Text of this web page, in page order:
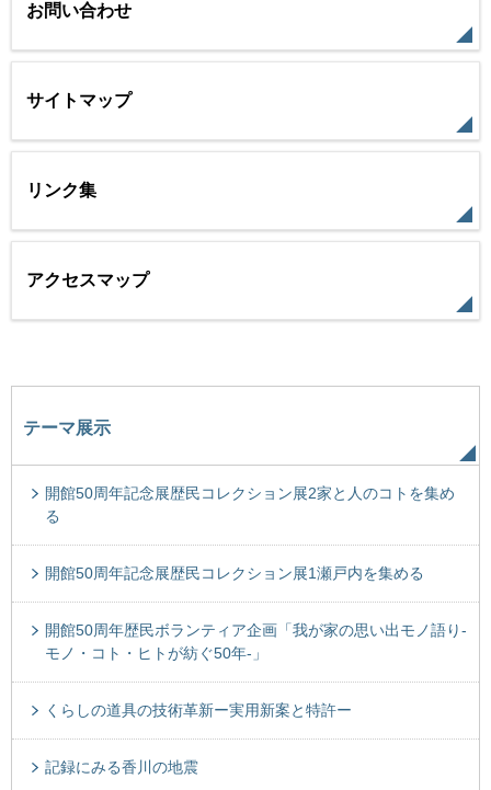
お問い合わせ
サイトマップ
リンク集
アクセスマップ
テーマ展示
開館50周年記念展歴民コレクション展2家と人のコトを集め
る
開館50周年記念展歴民コレクション展1瀬戸内を集める
開館50周年歴民ボランティア企画「我が家の思い出モノ語り-
モノ・コト・ヒトが紡ぐ50年-」
くらしの道具の技術革新ー実用新案と特許ー
記録にみる香川の地震